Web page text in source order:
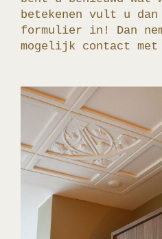
betekenen vult u
formulier in! Dan
mogelijk contact met